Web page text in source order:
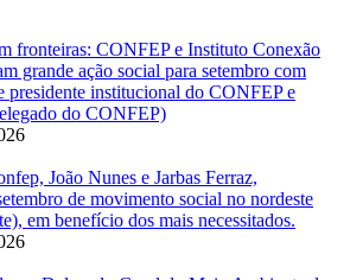
fronteiras: CONFEP e Instituto Conexão
grande ação social para setembro com
presidente institucional do CONFEP e
do CONFEP)
João Nunes e Jarbas Ferraz,
de movimento social no nordeste
em benefício dos mais necessitados.